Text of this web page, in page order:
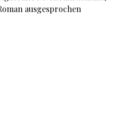
ausgesprochen